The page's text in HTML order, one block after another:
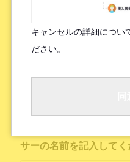
ブログやWeb記事を読
友人/知人からの口コ
SNSインフルエンサー
サーの名前を記入して
キャンセルの詳細につい
ださい。